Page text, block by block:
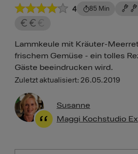
4 85 Min
Lammkeule mit Kräuter-
frischem Gemüse - ein tolles
Gäste beeindrucken wird.
Zuletzt aktualisiert: 26.05.2019
Susanne
Maggi Kochstudio